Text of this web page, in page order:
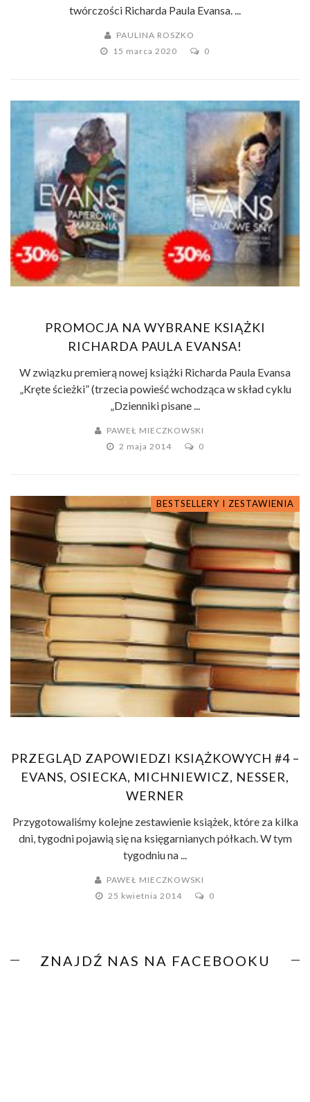
twórczości Richarda Paula Evansa. ...
PAULINA ROSZKO
15 marca 2020
0
PROMOCJA NA WYBRANE KSIĄŻKI
RICHARDA PAULA EVANSA!
W związku premierą nowej książki Richarda Paula Evansa
„Kręte ścieżki” (trzecia powieść wchodząca w skład cyklu
„Dzienniki pisane ...
PAWEŁ MIECZKOWSKI
2 maja 2014
0
BESTSELLERY I ZESTAWIENIA
PRZEGLĄD ZAPOWIEDZI KSIĄŻKOWYCH #4 –
EVANS, OSIECKA, MICHNIEWICZ, NESSER,
WERNER
Przygotowaliśmy kolejne zestawienie książek, które za kilka
dni, tygodni pojawią się na księgarnianych półkach. W tym
tygodniu na ...
PAWEŁ MIECZKOWSKI
25 kwietnia 2014
0
ZNAJDŹ NAS NA FACEBOOKU